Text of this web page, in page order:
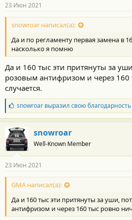
23 Июн 2021
snowroar написал(а):
Да и по регламенту первая замена в
насколько я помню
Да и 160 тыс эти притянуты за
розовым антифризом и через
случается.
Б
л
а
г
о
д
а
н
о
с
и
:
snowroarвыразил свою благодарность
snowroar
Well-Known Member
23 Июн 2021
GMA написал(а):
Да и 160 тыс эти притянуты за уши,
антифризом и через 160 тыс ровно